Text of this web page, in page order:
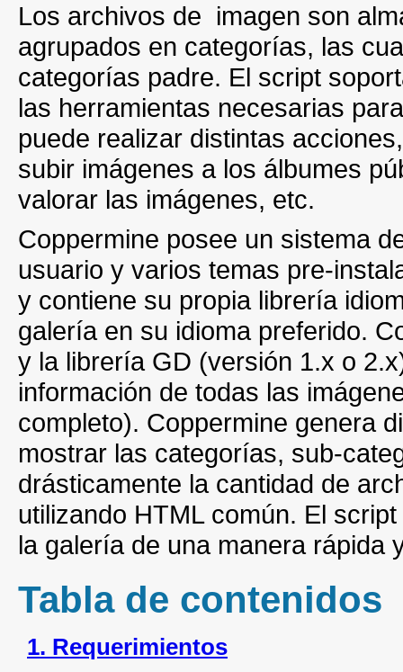
Los archivos de imagen son
agrupados en categorías, las
categorías padre. El script
las herramientas necesarias
puede realizar distintas
subir imágenes a los álbumes
valorar las imágenes, etc.
Coppermine posee un sistema
usuario y varios temas pre-
y contiene su propia librería
galería en su idioma preferido.
y la librería GD (versión 1.x o
información de todas las
completo). Coppermine genera
mostrar las categorías, sub-
drásticamente la cantidad de
utilizando HTML común. El
la galería de una manera rápida
Tabla de contenidos
1. Requerimientos